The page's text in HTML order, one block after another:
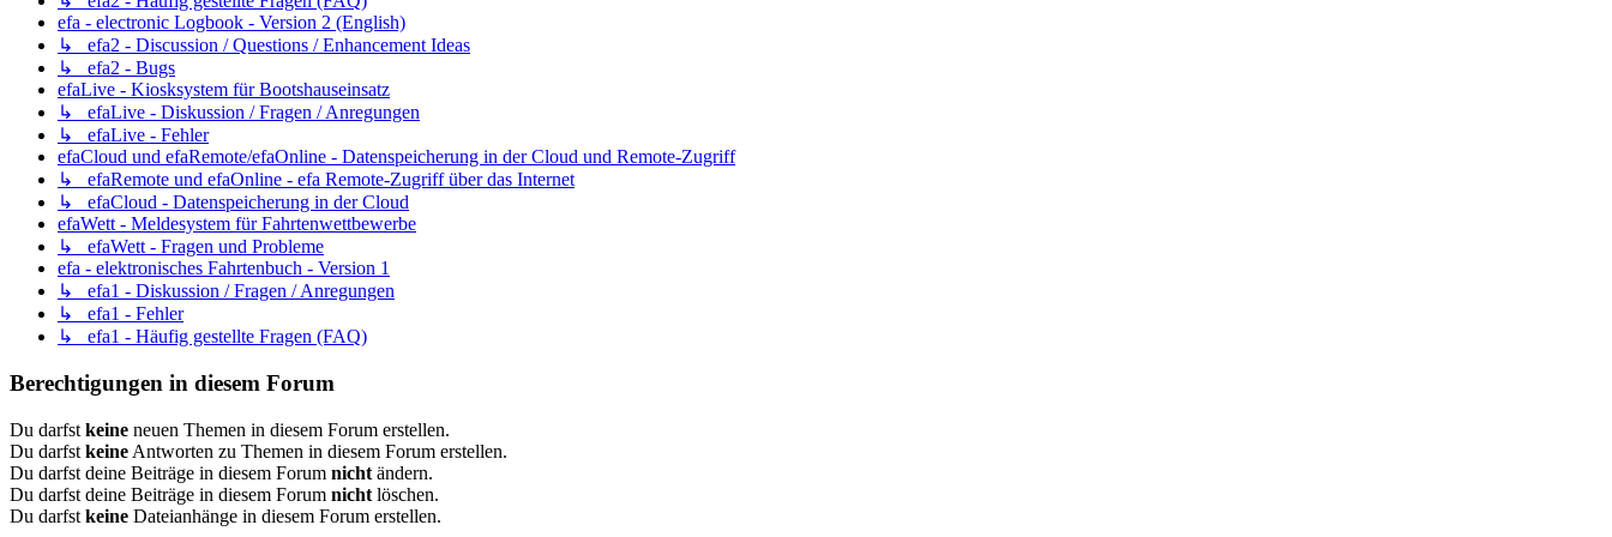
efa - electronic Logbook - Version 2 (English)
↳ efa2 - Discussion / Questions / Enhancement Ideas
↳ efa2 - Bugs
efaLive - Kiosksystem für Bootshauseinsatz
↳ efaLive - Diskussion / Fragen / Anregungen
↳ efaLive - Fehler
efaCloud und efaRemote/efaOnline - Datenspeicherung in der Cloud und Remote-Zugriff
↳ efaRemote und efaOnline - efa Remote-Zugriff über das Internet
↳ efaCloud - Datenspeicherung in der Cloud
efaWett - Meldesystem für Fahrtenwettbewerbe
↳ efaWett - Fragen und Probleme
efa - elektronisches Fahrtenbuch - Version 1
↳ efa1 - Diskussion / Fragen / Anregungen
↳ efa1 - Fehler
↳ efa1 - Häufig gestellte Fragen (FAQ)
Berechtigungen in diesem Forum
Du darfst keine neuen Themen in diesem Forum erstellen.
Du darfst keine Antworten zu Themen in diesem Forum erstellen.
Du darfst deine Beiträge in diesem Forum nicht ändern.
Du darfst deine Beiträge in diesem Forum nicht löschen.
Du darfst keine Dateianhänge in diesem Forum erstellen.